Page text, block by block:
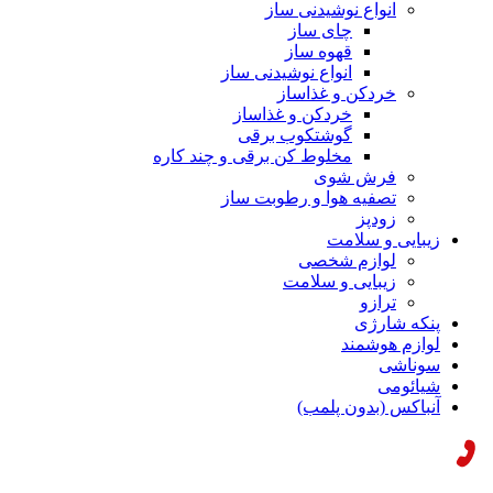
انواع نوشیدنی ساز
چای ساز
قهوه ساز
انواع نوشیدنی ساز
خردکن و غذاساز
خردکن و غذاساز
گوشتکوب برقی
مخلوط کن برقی و چند کاره
فرش شوی
تصفیه هوا و رطوبت ساز
زودپز
زیبایی و سلامت
لوازم شخصی
زیبایی و سلامت
ترازو
پنکه شارژی
لوازم هوشمند
سوناشی
شیائومی
آنباکس (بدون پلمب)